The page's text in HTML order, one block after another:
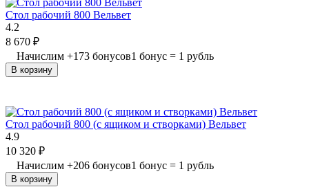
Стол рабочий 800 Вельвет
4.2
8 670 ₽
Начислим +173 бонусов1 бонус = 1 рубль
В корзину
Стол рабочий 800 (с ящиком и створками) Вельвет
4.9
10 320 ₽
Начислим +206 бонусов1 бонус = 1 рубль
В корзину